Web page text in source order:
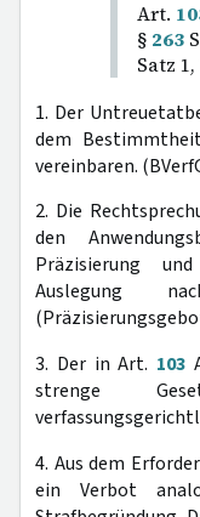
Art.
§ 263
Satz
1. Der
dem
vereinbaren.
2. Die
den
Präzisierung
Auslegung
3. Der in Art. 103
strenge
4. Aus dem
ein Verbot